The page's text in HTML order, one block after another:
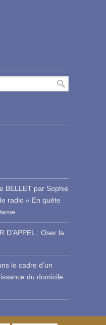
BELLET par Sophie
radio « En quête
D’APPEL : Oser la
le cadre d’un
du domicile